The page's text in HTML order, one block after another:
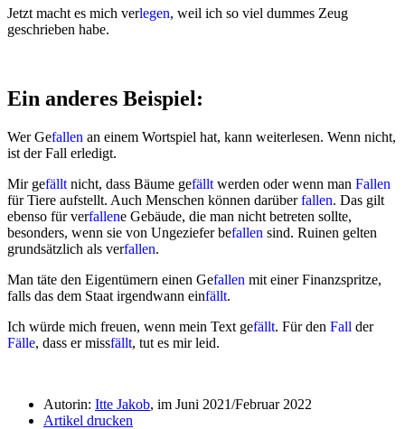
Jetzt macht es mich verlegen, weil ich so viel dummes Zeug
geschrieben habe.
Ein anderes Beispiel:
Wer Gefallen an einem Wortspiel hat, kann weiterlesen. Wenn nicht,
ist der Fall erledigt.
Mir gefällt nicht, dass Bäume gefällt werden oder wenn man Fallen
für Tiere aufstellt. Auch Menschen können darüberfallen. Das gilt
ebenso für verfallene Gebäude, die man nicht betreten sollte,
besonders, wenn sie von Ungeziefer befallen sind. Ruinen gelten
grundsätzlich als verfallen.
Man täte den Eigentümern einen Gefallen mit einer Finanzspritze,
falls das dem Staat irgendwann einfällt.
Ich würde mich freuen, wenn mein Text gefällt. Für den Fall der
Fälle, dass er missfällt, tut es mir leid.
Autorin: Itte Jakob, im Juni 2021/Februar 2022
Artikel drucken